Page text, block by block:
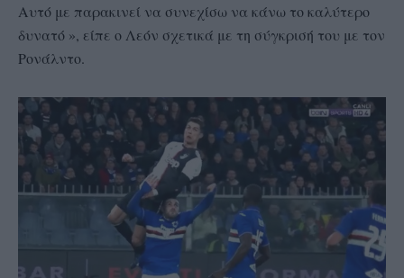
Αυτό με παρακινεί να συνεχίσω να κάνω το καλύτερο
δυνατό », είπε ο Λεόν σχετικά με τη σύγκρισή του με τον
Ρονάλντο.